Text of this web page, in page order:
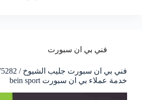
فني بي ان سبورت
خدمة عملاء بي ان سبورت bein sport